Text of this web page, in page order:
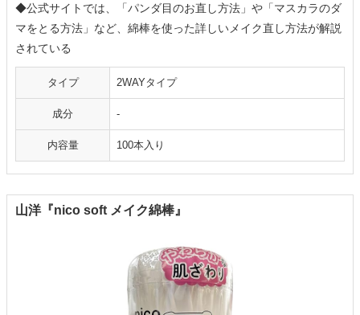
◆公式サイトでは、「パンダ目のお直し方法」や「マスカラのダ
マをとる方法」など、綿棒を使った詳しいメイク直し方法が解説
されている
タイプ 2WAYタイプ
成分 -
内容量 100本入り
山洋『nico soft メイク綿棒』